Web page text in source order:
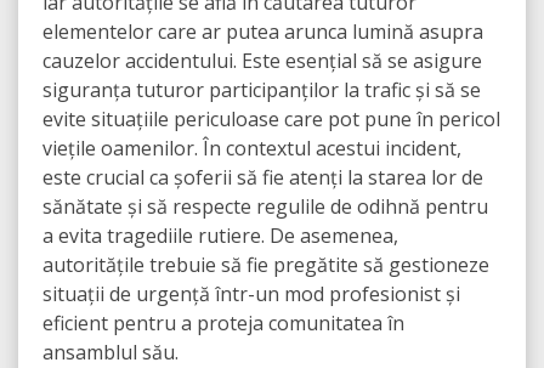
elementelor care ar putea arunca lumină asupra
cauzelor accidentului. Este esențial să se asigure
siguranța tuturor participanților la trafic și să se
evite situațiile periculoase care pot pune în pericol
viețile oamenilor. În contextul acestui incident,
este crucial ca șoferii să fie atenți la starea lor de
sănătate și să respecte regulile de odihnă pentru
a evita tragediile rutiere. De asemenea,
autoritățile trebuie să fie pregătite să gestioneze
situații de urgență într-un mod profesionist și
eficient pentru a proteja comunitatea în
ansamblul său.